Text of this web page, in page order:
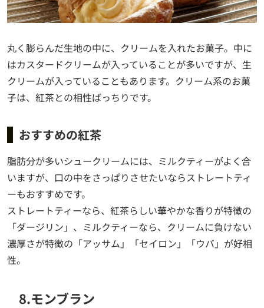
丸く膨らんだ生地の中に、クリームを入れたお菓子。中に
はカスタードクリームが入っていることが多いですが、生
クリームが入っていることもあります。クリーム系のお菓
子は、紅茶との相性ばっちりです。
おすすめの紅茶
脂肪分が多いシュークリームには、ミルクティーがよく合
いますが、口の中をさっぱりさせたいならストレートティ
ーもおすすめです。
ストレートティーなら、紅茶らしい華やかな香りが特徴の
「ダージリン」、ミルクティーなら、クリームに負けない
濃厚さが特徴の「アッサム」「セイロン」「ウバ」が好相
性。
8.モンブラン